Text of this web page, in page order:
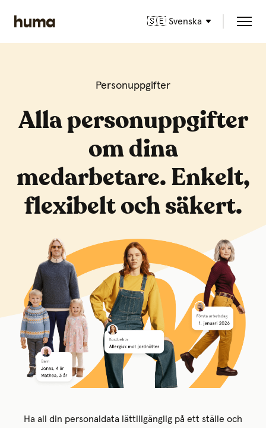
🇸🇪 Svenska
Personuppgifter
Alla personuppgifter
om dina
medarbetare. Enkelt,
flexibelt och säkert.
Ha all din personaldata lättillgänglig på ett ställe och